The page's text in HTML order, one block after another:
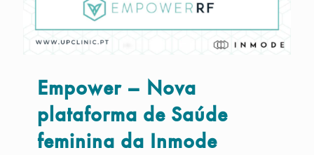
Empower – Nova
plataforma de Saúde
feminina da Inmode